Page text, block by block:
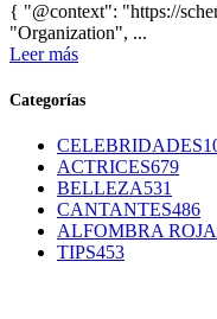
{ "@context": "https://
"Organization", ...
Leer más
Categorías
CELEBRIDADES
ACTRICES679
BELLEZA531
CANTANTES486
ALFOMBRA ROJA
TIPS453